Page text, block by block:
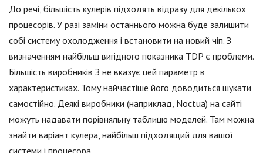
До речі, більшість кулерів підходять відразу для декількох
процесорів. У разі заміни останнього можна буде залишити
собі систему охолодження і встановити на новий чіп. З
визначенням найбільш вигідного показника TDP є проблеми.
Більшість виробників З не вказує цей параметр в
характеристиках. Тому найчастіше його доводиться шукати
самостійно. Деякі виробники (наприклад, Noctua) на сайті
можуть надавати порівняльну таблицю моделей. Там можна
знайти варіант кулера, найбільш підходящий для вашої